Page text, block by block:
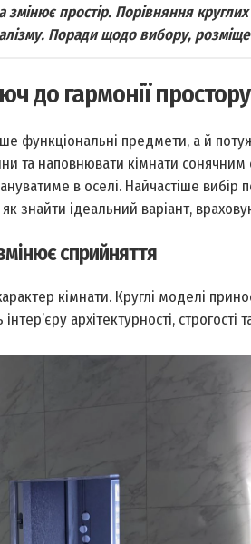
простір. Порівняння
Поради щодо вибору,
до гармонії простору
функціональні предмети, а й
та наповнювати кімнати
в оселі. Найчастіше
знайти ідеальний варіант,
сприйняття
кімнати. Круглі моделі
архітектурності, строгості